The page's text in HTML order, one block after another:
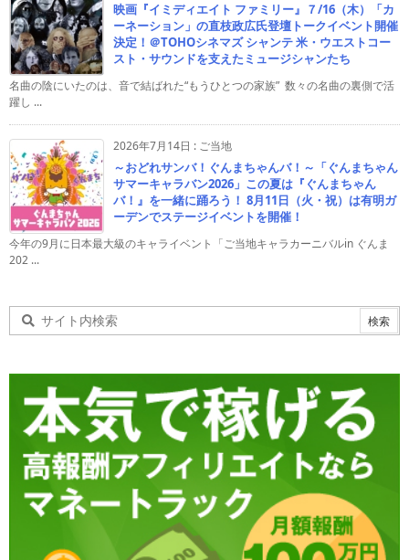
映画『イミディエイト ファミリー』７/16（木）「カ
ーネーション」の直枝政広氏登壇トークイベント開催
決定！＠TOHOシネマズ シャンテ 米・ウエストコー
スト・サウンドを支えたミュージシャンたち
名曲の陰にいたのは、音で結ばれた“もうひとつの家族” 数々の名曲の裏側で活
躍し ...
2026年7月14日 : ご当地
～おどれサンバ！ぐんまちゃんバ！～「ぐんまちゃん
サマーキャラバン2026」この夏は『ぐんまちゃん
バ！』を一緒に踊ろう！ 8月11日（火・祝）は有明ガ
ーデンでステージイベントを開催！
今年の9月に日本最大級のキャライベント「ご当地キャラカーニバルin ぐんま
202 ...